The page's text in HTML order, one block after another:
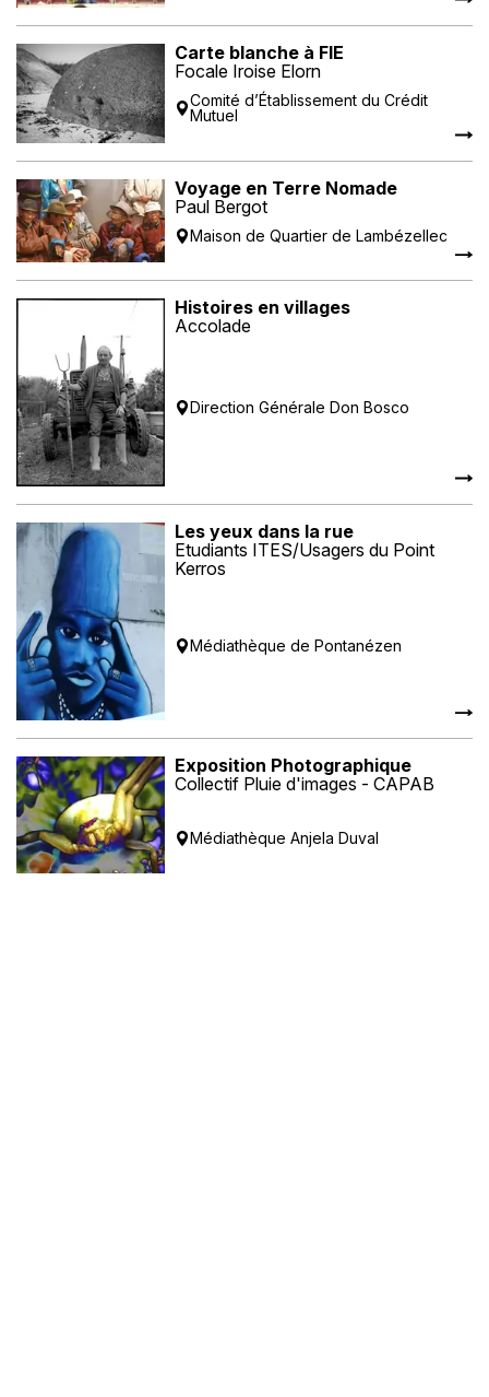
Carte blanche à FIE
Focale Iroise Elorn
Comité d’Établissement du Crédit
Mutuel
Voyage en Terre Nomade
Paul Bergot
Maison de Quartier de Lambézellec
Histoires en villages
Accolade
Direction Générale Don Bosco
Les yeux dans la rue
Etudiants ITES/Usagers du Point
Kerros
Médiathèque de Pontanézen
Exposition Photographique
Collectif Pluie d'images - CAPAB
Médiathèque Anjela Duval